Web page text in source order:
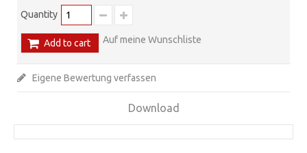
Quantity
Add to cart Auf meine Wunschliste
Eigene Bewertung verfassen
Download